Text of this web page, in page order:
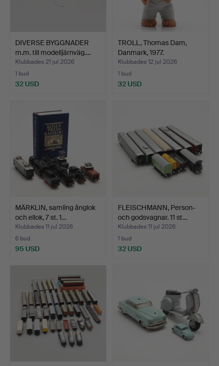
DIVERSE BYGGNADER
m.m. till modelljärnväg.…
Klubbades 21 jul 2026
1 bud
32 USD
TROLL, Thomas Dam,
Danmark, 1977.
Klubbades 12 jul 2026
1 bud
32 USD
MÄRKLIN, samling ånglok
och ellok, 7 st. 1…
Klubbades 11 jul 2026
6 bud
95 USD
FLEISCHMANN, Person-
och godsvagnar. 11 st…
Klubbades 11 jul 2026
1 bud
32 USD